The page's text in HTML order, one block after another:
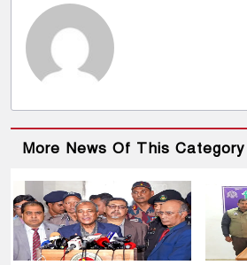
More News Of This Category